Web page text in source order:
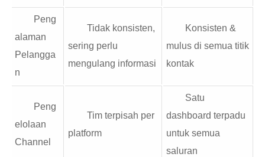
Peng
alaman
Pelangga
n
Tidak konsisten,
sering perlu
mengulang informasi
Konsisten &
mulus di semua titik
kontak
Peng
elolaan
Channel
Tim terpisah per
platform
Satu
dashboard terpadu
untuk semua
saluran